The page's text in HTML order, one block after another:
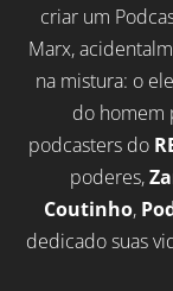
criar um
Marx,
na mistura: o
do homem
podcasters do
poderes,
Coutinho,
dedicado suas